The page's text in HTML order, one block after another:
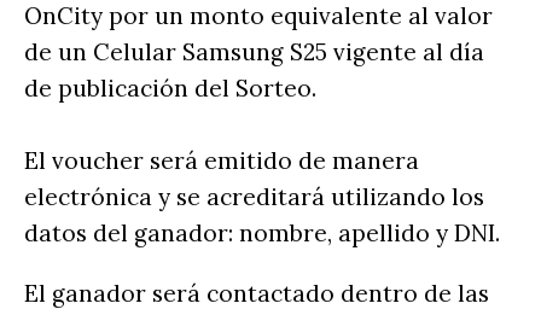
OnCity por un monto equivalente al valor
de un Celular Samsung S25 vigente al día
de publicación del Sorteo.
El voucher será emitido de manera
electrónica y se acreditará utilizando los
datos del ganador: nombre, apellido y DNI.
El ganador será contactado dentro de las